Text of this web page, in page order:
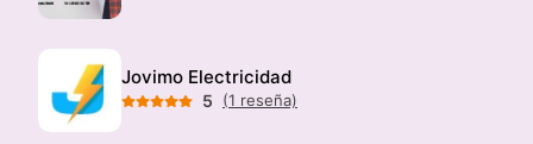
Jovimo Electricidad
5 (1 reseña)